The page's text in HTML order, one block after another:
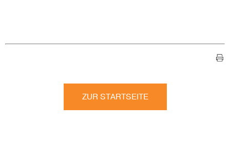
ZUR STARTSEITE